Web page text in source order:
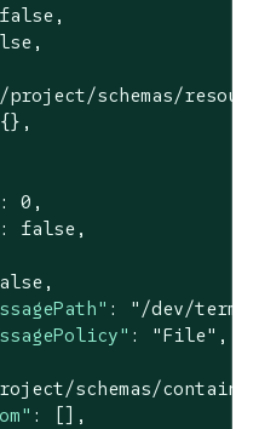
false,
,
schemas/
: 0 ,
: false,
,
:
"/dev/
: "File" ,
schemas/
: [],